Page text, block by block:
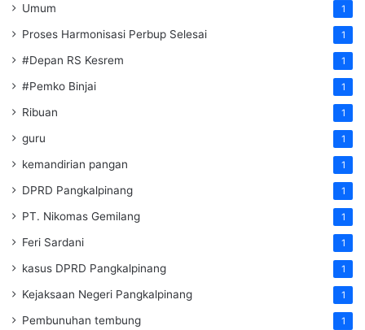
Umum 1
Proses Harmonisasi Perbup Selesai 1
#Depan RS Kesrem 1
#Pemko Binjai 1
Ribuan 1
guru 1
kemandirian pangan 1
DPRD Pangkalpinang 1
PT. Nikomas Gemilang 1
Feri Sardani 1
kasus DPRD Pangkalpinang 1
Kejaksaan Negeri Pangkalpinang 1
Pembunuhan tembung 1